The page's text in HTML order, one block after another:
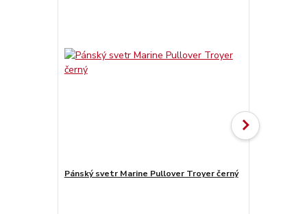
Pánský svetr Marine Pullover Troyer černý